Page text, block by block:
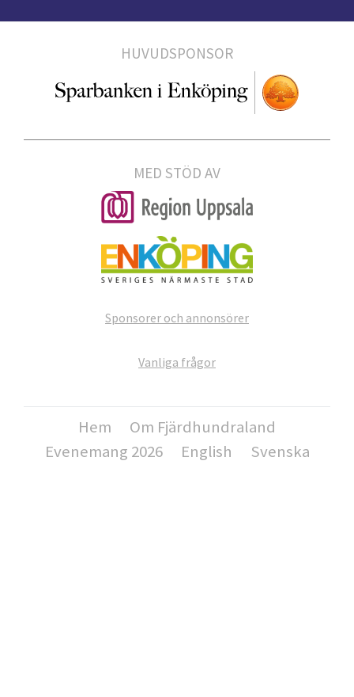
HUVUDSPONSOR
MED STÖD AV
Sponsorer och annonsörer
Vanliga frågor
Hem
Om Fjärdhundraland
Evenemang 2026
English Svenska